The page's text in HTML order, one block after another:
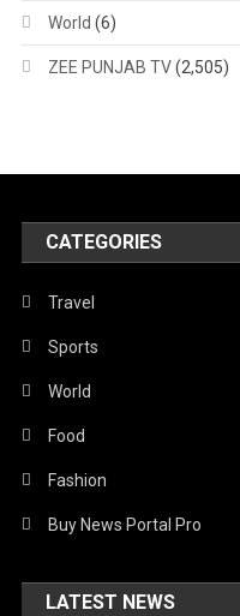
World (6)
ZEE PUNJAB TV(2,505)
CATEGORIES
Travel
Sports
World
Food
Fashion
Buy News Portal Pro
LATEST NEWS